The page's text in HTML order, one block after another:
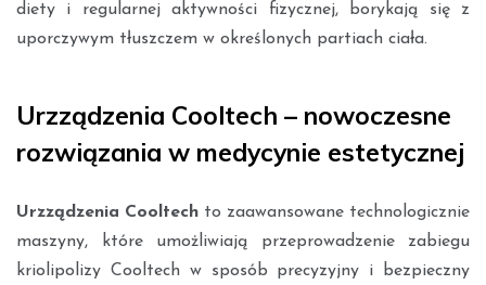
diety i regularnej aktywności fizycznej, borykają się z
uporczywym tłuszczem w określonych partiach ciała.
Urzządzenia Cooltech – nowoczesne
rozwiązania w medycynie estetycznej
Urzządzenia Cooltech to zaawansowane technologicznie
maszyny, które umożliwiają przeprowadzenie zabiegu
kriolipolizy Cooltech w sposób precyzyjny i bezpieczny